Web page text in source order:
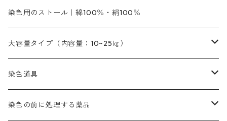
緑色系
茶色系
緑色系
茶色系
灰色系
黒色系
茶色｜20g入りのみ公開
灰色｜20g入りのみ公開
黒色
エロー ＭＧＲ｜明るい緑みの黄色
オレンヂMG｜黄みの橙色
オレンヂMGD（定番の色合い）
赤色系
レットMFB｜赤色（定番の色合い）
レットMG｜黄みの朱色
青色系
ネビーブルーMB（定番の色合い）
ブルーMB（定番の色合い）
紫色系
バイオレットMFB
緑色系
群青
黒色｜在庫処分特価
緑色｜在庫処分特価
茶色｜在庫処分特価
アルミ媒染剤
鉄媒染剤
ソーダ灰｜アルカリ性のPH調整剤
藍染
ぶどう糖
ハイドロサルファイトコンク
染色用途のハンカチ・バンダナ
45cm×45cm（ハンカチ）｜端の始末も綿糸｜タグなし
ビスマークブロンB｜赤茶色
塩基性エロ―｜液体タイプ
オリジナル染料｜スス竹色｜ミキセットファストブロンGR
インディゴピュア
アルカリ剤
ハイドロサルファイトコンク
酸性剤
45cm×45cm（ハンカチ）｜端の始末も綿糸｜タグなし
54cm×54cm（バンダナ）｜端の始末も綿糸｜タグなし
染色用のストール｜綿100％・絹100％
大容量タイプ（内容量：10~25㎏）
芒硝｜綿の染色時の吸収促進剤
ソーダ灰｜アルカリ性のPH調整剤
染色道具
刷毛
染色の前に処理する薬品